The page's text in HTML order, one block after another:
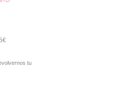
tu